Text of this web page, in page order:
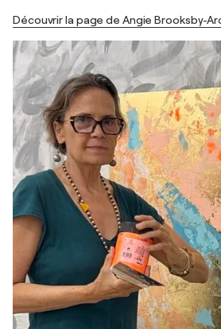
Découvrir la page de Angie Brooksby-